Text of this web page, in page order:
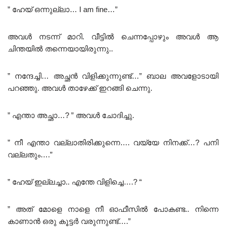
” ഹേയ് ഒന്നുല്ലാ… I am fine…”
അവൾ നടന്ന് മാറി. വീട്ടിൽ ചെന്നപ്പോഴും അവൾ ആ
ചിന്തയിൽ തന്നെയായിരുന്നു..
” നന്ദേച്ചി… അച്ഛൻ വിളിക്കുന്നുണ്ട്…” ബാല അവളോടായി
പറഞ്ഞു. അവൾ താഴേക്ക് ഇറങ്ങി ചെന്നു.
” എന്താ അച്ഛാ…? ” അവൾ ചോദിച്ചു.
” നീ എന്താ വല്ലാതിരിക്കുന്നെ…. വയ്യേ നിനക്ക്…? പനി
വല്ലതും….”
” ഹേയ് ഇല്ലച്ചാ.. എന്തേ വിളിച്ചെ….? “
” അത് മോളെ നാളെ നീ ഓഫീസിൽ പോകണ്ട.. നിന്നെ
കാണാൻ ഒരു കൂട്ടർ വരുന്നുണ്ട്….”